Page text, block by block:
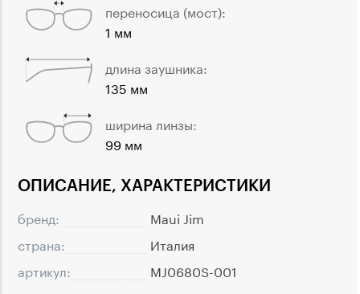
ОПИСАНИЕ, ХАРАКТЕРИСТИКИ
бренд:
Maui Jim
страна:
Италия
артикул:
MJ0680S-001
переносица (мост):
1 мм
длина заушника:
135 мм
ширина линзы:
99 мм